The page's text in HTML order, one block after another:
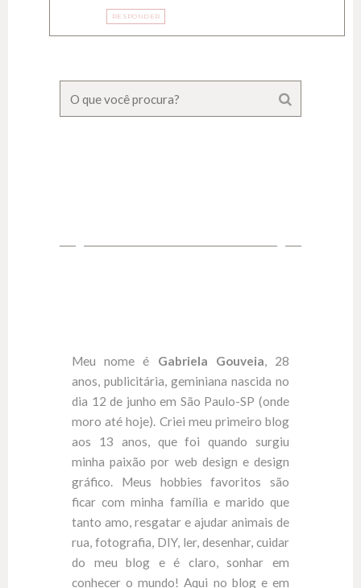
RESPONDER
Meu nome é Gabriela Gouveia, 28
anos, publicitária, geminiana nascida no
dia 12 de junho em São Paulo-SP (onde
moro até hoje). Criei meu primeiro blog
aos 13 anos, que foi quando surgiu
minha paixão por web design e design
gráfico. Meus hobbies favoritos são
ficar com minha família e marido que
tanto amo, resgatar e ajudar animais de
rua, fotografia, DIY, ler, desenhar, cuidar
do meu blog e é claro, sonhar em
conhecer o mundo! Aqui no blog e em